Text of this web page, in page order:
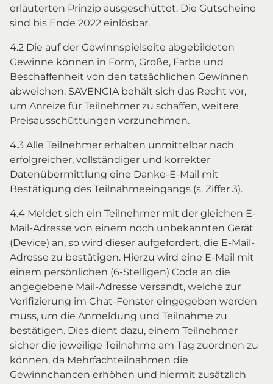
erläuterten Prinzip ausgeschüttet. Die Gutscheine
sind bis Ende 2022 einlösbar.
4.2 Die auf der Gewinnspielseite abgebildeten
Gewinne können in Form, Größe, Farbe und
Beschaffenheit von den tatsächlichen Gewinnen
abweichen. SAVENCIA behält sich das Recht vor,
um Anreize für Teilnehmer zu schaffen, weitere
Preisausschüttungen vorzunehmen.
4.3 Alle Teilnehmer erhalten unmittelbar nach
erfolgreicher, vollständiger und korrekter
Datenübermittlung eine Danke-E-Mail mit
Bestätigung des Teilnahmeeingangs (s. Ziffer 3).
4.4 Meldet sich ein Teilnehmer mit der gleichen E-
Mail-Adresse von einem noch unbekannten Gerät
(Device) an, so wird dieser aufgefordert, die E-Mail-
Adresse zu bestätigen. Hierzu wird eine E-Mail mit
einem persönlichen (6-Stelligen) Code an die
angegebene Mail-Adresse versandt, welche zur
Verifizierung im Chat-Fenster eingegeben werden
muss, um die Anmeldung und Teilnahme zu
bestätigen. Dies dient dazu, einem Teilnehmer
sicher die jeweilige Teilnahme am Tag zuordnen zu
können, da Mehrfachteilnahmen die
Gewinnchancen erhöhen und hiermit zusätzlich